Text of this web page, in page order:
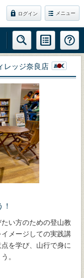
ログイン メニュー
レッジ奈良店
い方のための登山教
メージしての実践講
を学び、山行で身に
。